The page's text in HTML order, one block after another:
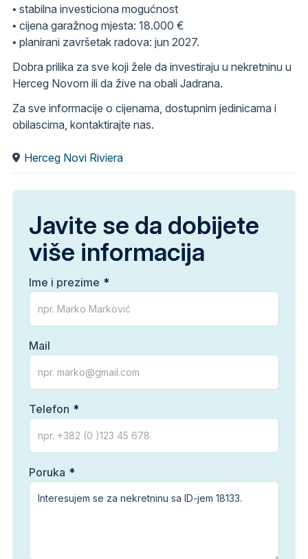
• stabilna investiciona mogućnost
• cijena garažnog mjesta: 18.000 €
• planirani završetak radova: jun 2027.
Dobra prilika za sve koji žele da investiraju u nekretninu u
Herceg Novom ili da žive na obali Jadrana.
Za sve informacije o cijenama, dostupnim jedinicama i
obilascima, kontaktirajte nas.
Herceg Novi Riviera
Javite se da dobijete
više informacija
Ime i prezime
Mail
Telefon
Poruka